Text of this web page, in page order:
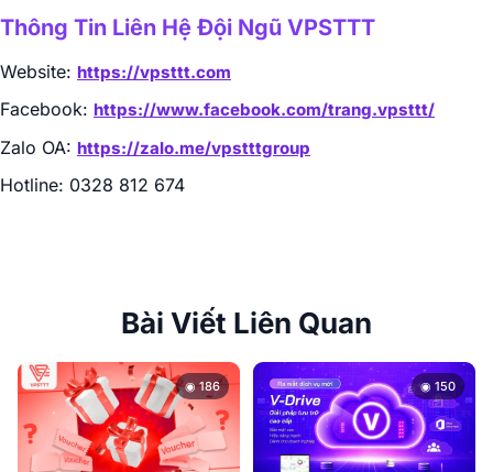
Thông Tin Liên Hệ Đội Ngũ VPSTTT
Website: https://vpsttt.com
Facebook: https://www.facebook.com/trang.vpsttt/
Zalo OA: https://zalo.me/vpstttgroup
Hotline: 0328 812 674
Bài Viết Liên Quan
◉ 186 ◉ 150